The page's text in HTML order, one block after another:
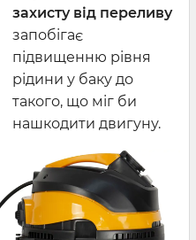
захисту від переливу
запобігає
підвищенню рівня
рідини у баку до
такого, що міг би
нашкодити двигуну.